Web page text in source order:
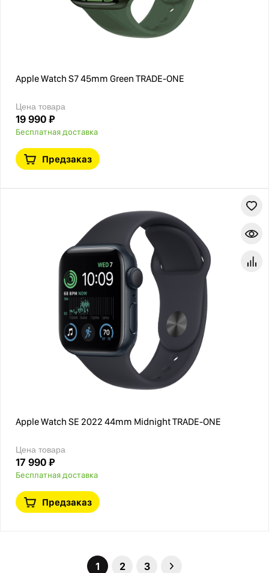
Apple Watch S7 45mm Green TRADE-ONE
Цена товара
19 990 ₽
Бесплатная доставка
Предзаказ
Apple Watch SE 2022 44mm Midnight TRADE-ONE
Цена товара
17 990 ₽
Бесплатная доставка
Предзаказ
1 2 3